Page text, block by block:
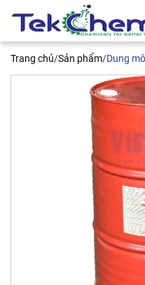
Trang chủ/Sản phẩm/Dung
BÁO GIÁ
Quý khách vui lòng
bên dưới. Chúng tôi
thương mại sản
chân thành cảm ơn!